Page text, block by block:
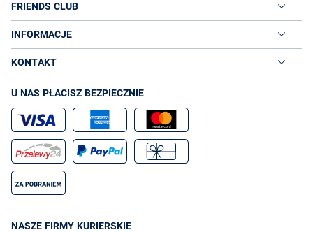
FRIENDS CLUB
INFORMACJE
KONTAKT
U NAS PŁACISZ BEZPIECZNIE
NASZE FIRMY KURIERSKIE